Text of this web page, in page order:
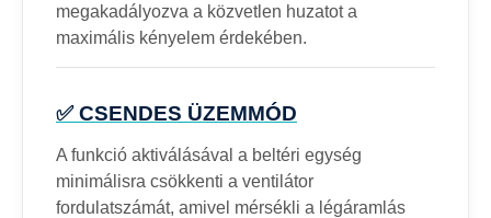
megakadályozva a közvetlen huzatot a
maximális kényelem érdekében.
✅ CSENDES ÜZEMMÓD
A funkció aktiválásával a beltéri egység
minimálisra csökkenti a ventilátor
fordulatszámát, amivel mérsékli a légáramlás